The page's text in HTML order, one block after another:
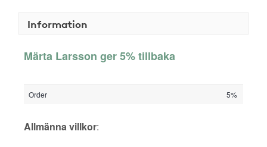
Information
Märta Larsson ger 5% tillbaka
Order 5%
Allmänna villkor: